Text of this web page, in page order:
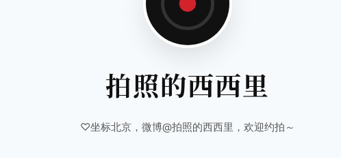
拍照的西西里
♡坐标北京，微博@拍照的西西里，欢迎约拍～